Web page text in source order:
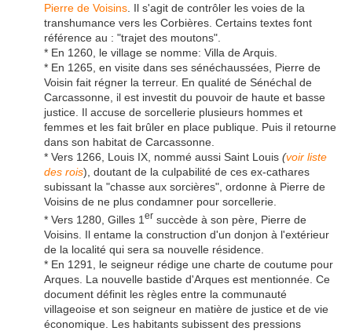
Pierre de Voisins . Il s'agit de contrôler les voies de la
transhumance vers les Corbières. Certains textes font
référence au : "trajet des moutons".
* En 1260, le village se nomme: Villa de Arquis.
* En 1265, en visite dans ses sénéchaussées, Pierre de
Voisin fait régner la terreur. En qualité de Sénéchal de
Carcassonne, il est investit du pouvoir de haute et basse
justice. Il accuse de sorcellerie plusieurs hommes et
femmes et les fait brûler en place publique. Puis il retourne
dans son habitat de Carcassonne.
* Vers 1266, Louis IX, nommé aussi Saint Louis (voir liste
des rois), doutant de la culpabilité de ces ex-cathares
subissant la "chasse aux sorcières", ordonne à Pierre de
Voisins de ne plus condamner pour sorcellerie.
* Vers 1280, Gilles 1 er succède à son père, Pierre de
Voisins. Il entame la construction d'un donjon à l'extérieur
de la localité qui sera sa nouvelle résidence.
* En 1291, le seigneur rédige une charte de coutume pour
Arques. La nouvelle bastide d'Arques est mentionnée. Ce
document définit les règles entre la communauté
villageoise et son seigneur en matière de justice et de vie
économique. Les habitants subissent des pressions